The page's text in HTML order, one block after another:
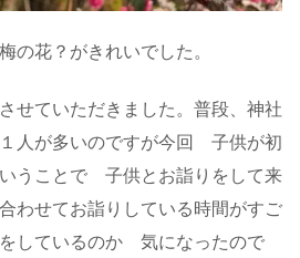
の花？がきれいでした。
せていただきました。普段、神社
人が多いのですが今回 子供が初
うことで 子供とお詣りをして来
わせてお詣りしている時間がすご
しているのか 気になったので